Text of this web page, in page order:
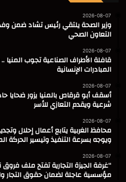
2026-08-07
وزير الصحة يلتقي رئيس تشاد ضمن وفد
التعاون الصحي
2026-08-07
قافلة الأطراف الصناعية تجوب
المبادرات الإنسانية
2026-08-07
أسقف أبو قرقاص بالمنيا يزور ضحايا
شرعية ويقدم التعازي للأسر
2026-08-07
محافظ الغربية يتابع أعمال إحلال
ويوجه بسرعة التنفيذ وتيسير الحركة
2026-08-07
“غرفة الجيزة التجارية تفتح ملف
مؤسسية عاجلة لضمان حقوق التجار